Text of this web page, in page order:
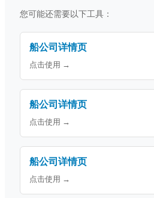
您可能还需要以下工具：
船公司详情页
点击使用 →
船公司详情页
点击使用 →
船公司详情页
点击使用 →